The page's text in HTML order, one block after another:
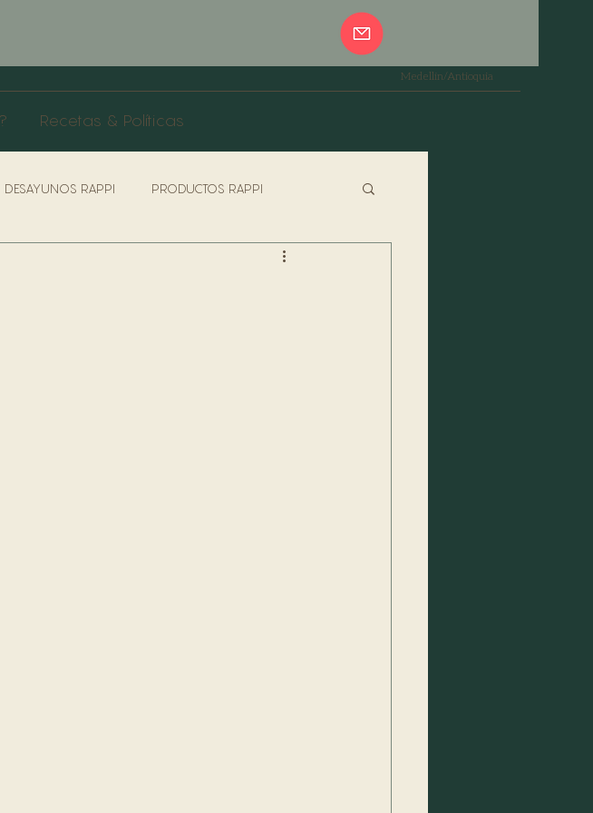
Recetas & Políticas
Medellín/Antioquia
DESAYUNOS RAPPI PRODUCTOS RAPPI
COCINA ESPECIALES